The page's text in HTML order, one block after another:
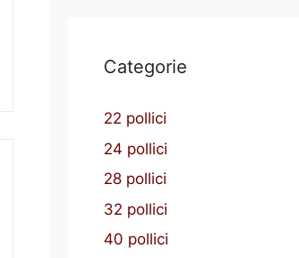
Categorie
22 pollici
24 pollici
28 pollici
32 pollici
40 pollici